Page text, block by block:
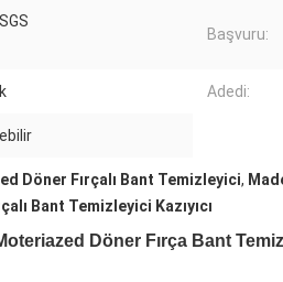
Başvuru:
Adedi:
Döner Fırçalı Bant Temizleyici,
Bant Temizleyici Kazıyıcı
Döner Fırça Bant